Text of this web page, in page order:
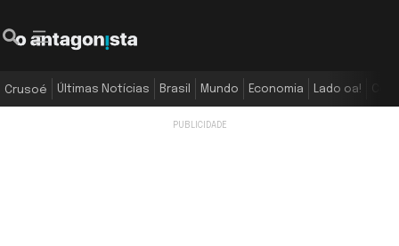
Crusoé Últimas Notícias Brasil Mundo Economia Lado oa!